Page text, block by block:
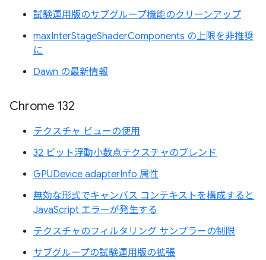
試験運用版のサブグループ機能のクリーンアップ
maxInterStageShaderComponents の上限を非推奨
に
Dawn の最新情報
Chrome 132
テクスチャ ビューの使用
32 ビット浮動小数点テクスチャのブレンド
GPUDevice adapterInfo 属性
無効な形式でキャンバス コンテキストを構成すると
JavaScript エラーが発生する
テクスチャのフィルタリング サンプラーの制限
サブグループの試験運用版の拡張